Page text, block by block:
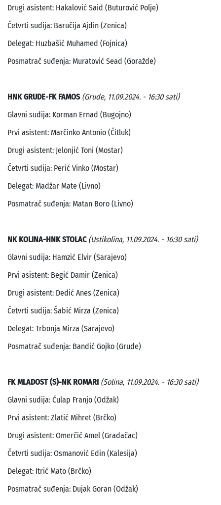
Drugi asistent: Hakalović Said (Buturović Polje)
Četvrti sudija: Baručija Ajdin (Zenica)
Delegat: Huzbašić Muhamed (Fojnica)
Posmatrač suđenja: Muratović Sead (Goražde)
HNK GRUDE-FK FAMOS (Grude, 11.09.2024. - 16:30 sati)
Glavni sudija: Korman Ernad (Bugojno)
Prvi asistent: Marčinko Antonio (Čitluk)
Drugi asistent: Jelonjić Toni (Mostar)
Četvrti sudija: Perić Vinko (Mostar)
Delegat: Madžar Mate (Livno)
Posmatrač suđenja: Matan Boro (Livno)
NK KOLINA-HNK STOLAC (Ustikolina, 11.09.2024. - 16:30 sati)
Glavni sudija: Hamzić Elvir (Sarajevo)
Prvi asistent: Begić Damir (Zenica)
Drugi asistent: Dedić Anes (Zenica)
Četvrti sudija: Šabić Mirza (Zenica)
Delegat: Trbonja Mirza (Sarajevo)
Posmatrač suđenja: Bandić Gojko (Grude)
FK MLADOST (S)-NK ROMARI (Solina, 11.09.2024. - 16:30 sati)
Glavni sudija: Ćulap Franjo (Odžak)
Prvi asistent: Zlatić Mihret (Brčko)
Drugi asistent: Omerčić Amel (Gradačac)
Četvrti sudija: Osmanović Edin (Kalesija)
Delegat: Itrić Mato (Brčko)
Posmatrač suđenja: Dujak Goran (Odžak)